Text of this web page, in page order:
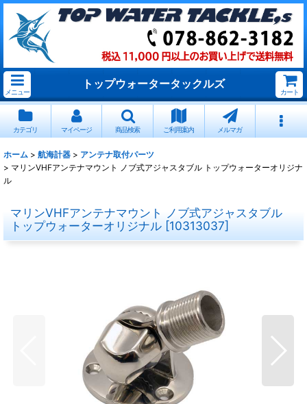
メニュー
トップウォータータックルズ
カート
カテゴリ マイページ 商品検索 ご利用案内 メルマガ
ホーム > 航海計器 > アンテナ取付パーツ
> マリンVHFアンテナマウント ノブ式アジャスタブル トップウォーターオリジナ
ル
マリンVHFアンテナマウント ノブ式アジャスタブル
トップウォーターオリジナル [10313037]